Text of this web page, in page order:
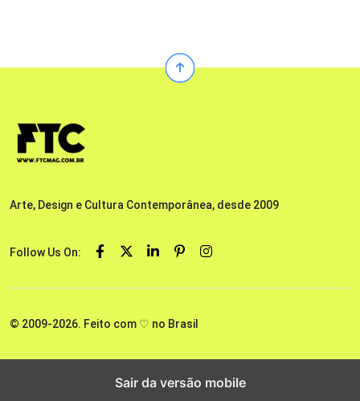
Arte, Design e Cultura Contemporânea, desde 2009
Follow Us On:
© 2009-2026. Feito com ♡ no Brasil
Sair da versão mobile